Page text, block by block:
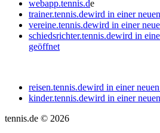
webapp.tennis.de
trainer.tennis.dewird in einer
vereine.tennis.dewird in einer
schiedsrichter.tennis.dewird in
geöffnet
reisen.tennis.dewird in einer
kinder.tennis.dewird in einer
tennis.de © 2026